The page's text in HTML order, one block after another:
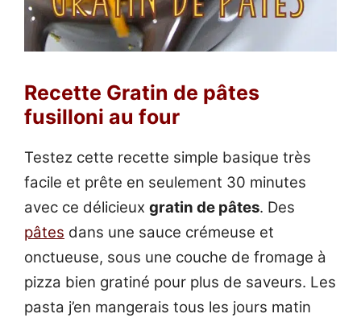
Recette Gratin de pâtes
fusilloni au four
Testez cette recette simple basique très
facile et prête en seulement 30 minutes
avec ce délicieux gratin de pâtes. Des
pâtes dans une sauce crémeuse et
onctueuse, sous une couche de fromage à
pizza bien gratiné pour plus de saveurs. Les
pasta j’en mangerais tous les jours matin